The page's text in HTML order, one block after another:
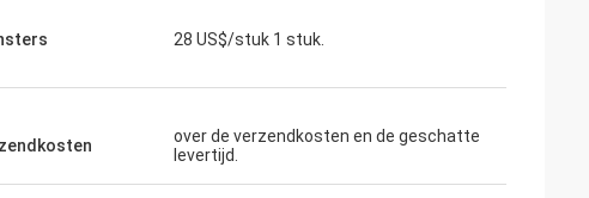
28 US$/stuk 1 stuk.
over de verzendkosten en de geschatte
levertijd.